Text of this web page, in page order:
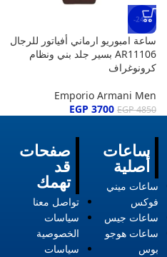
-24%
ساعة امبوريو ارماني أفياتور للرجال
AR11106 بسير جلد بني ونظام
كرونوغراف
Emporio Armani Men
EGP4850
EGP 3700
صفحات
قد
تهمك
تواصل معنا
سياسات
الخصوصية
سياسات
ساعات
أصلية
ساعات ميني
فوكس
ساعات جيس
ساعات هوجو
بوس